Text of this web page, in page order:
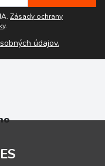
Zásady ochrany
.
údajov.